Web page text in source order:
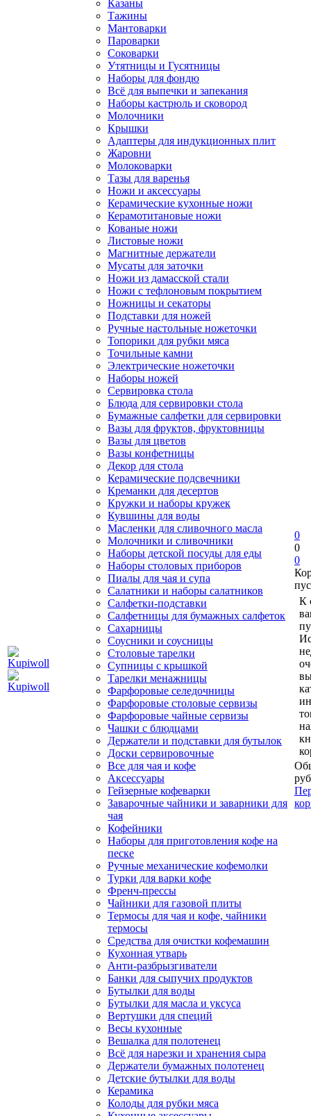
Казаны
Тажины
Мантоварки
Пароварки
Соковарки
Утятницы и Гусятницы
Наборы для фондю
Всё для выпечки и запекания
Наборы кастрюль и сковород
Молочники
Крышки
Адаптеры для индукционных плит
Жаровни
Молоковарки
Тазы для варенья
Ножи и аксессуары
Керамические кухонные ножи
Керамотитановые ножи
Кованые ножи
Листовые ножи
Магнитные держатели
Мусаты для заточки
Ножи из дамасской стали
Ножи с тефлоновым покрытием
Ножницы и секаторы
Подставки для ножей
Ручные настольные ножеточки
Топорики для рубки мяса
Точильные камни
Электрические ножеточки
Наборы ножей
Сервировка стола
Блюда для сервировки стола
Бумажные салфетки для сервировки
Вазы для фруктов, фруктовницы
Вазы для цветов
Вазы конфетницы
Декор для стола
Керамические подсвечники
Креманки для десертов
Кружки и наборы кружек
Кувшины для воды
Масленки для сливочного масла
Молочники и сливочники
Наборы детской посуды для еды
Наборы столовых приборов
Пиалы для чая и супа
Салатники и наборы салатников
Салфетки-подставки
Салфетницы для бумажных салфеток
Сахарницы
Соусники и соусницы
Столовые тарелки
Супницы с крышкой
Тарелки менажницы
Фарфоровые селедочницы
Фарфоровые столовые сервизы
Фарфоровые чайные сервизы
Чашки с блюдцами
Держатели и подставки для бутылок
Доски сервировочные
Все для чая и кофе
Аксессуары
Гейзерные кофеварки
Заварочные чайники и заварники для
чая
Кофейники
Наборы для приготовления кофе на
песке
Ручные механические кофемолки
Турки для варки кофе
Френч-прессы
Чайники для газовой плиты
Термосы для чая и кофе, чайники
термосы
Средства для очистки кофемашин
Кухонная утварь
Анти-разбрызгиватели
Банки для сыпучих продуктов
Бутылки для воды
Бутылки для масла и уксуса
Вертушки для специй
Весы кухонные
Вешалка для полотенец
Всё для нарезки и хранения сыра
Держатели бумажных полотенец
Детские бутылки для воды
Керамика
Колоды для рубки мяса
0
0
0
К